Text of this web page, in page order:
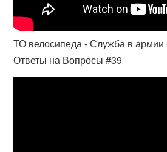
ТО велосипеда - Служба в армии
Ответы на Вопросы #39